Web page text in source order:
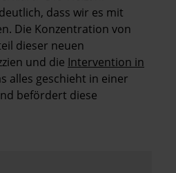
dass wir es mit
Die Konzentration von
dieser neuen
und die Intervention in
alles geschieht in einer
befördert diese